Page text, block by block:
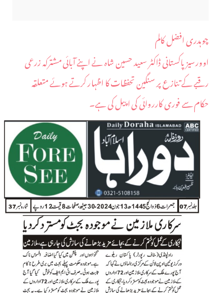
چوہدری افضل کالم
اوورسیز پاکستانی ڈاکٹر سعید حسین شاہ نے اپنے آبائی مشترکہ زرعی
رقبے کے تنازع پر سنگین تحفظات کا اظہار کرتے ہوئے متعلقہ
حکام سے فوری کارروائی کی اپیل کی ہے۔